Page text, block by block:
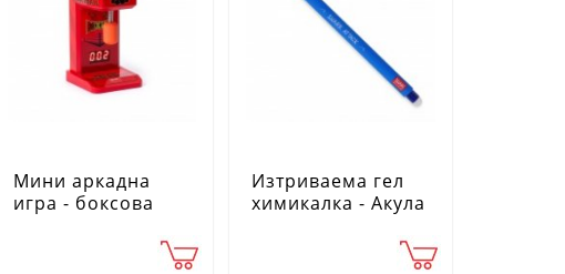
Мини аркадна
игра - боксова
Изтриваема гел
химикалка - Акула